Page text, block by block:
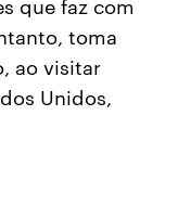
toma
ao visitar
Unidos,